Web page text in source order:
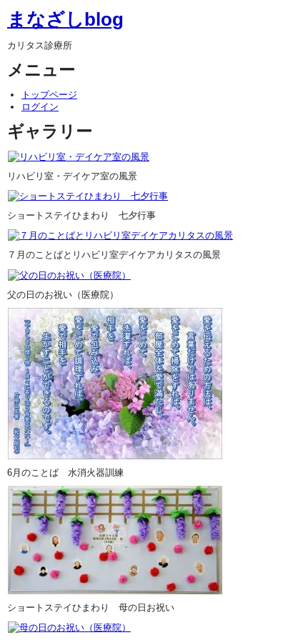
まなざしblog
カリタス診療所
メニュー
トップページ
ログイン
ギャラリー
リハビリ室・デイケア室の風景
ショートステイひまわり 七夕行事
７月のことばとリハビリ室デイケアカリタスの風景
父の日のお祝い（医療院）
6月のことば 水消火器訓練
ショートステイひまわり 母の日お祝い